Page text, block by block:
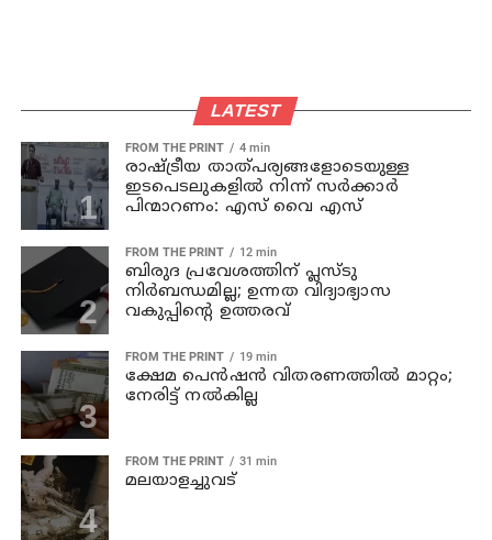
LATEST
FROM THE PRINT 4 min
രാഷ്ട്രീയ താത്പര്യങ്ങളോടെയുള്ള
ഇടപെടലുകളില്‍ നിന്ന് സര്‍ക്കാര്‍
പിന്മാറണം: എസ് വൈ എസ്
FROM THE PRINT 12 min
ബിരുദ പ്രവേശത്തിന് പ്ലസ്ടു
നിര്‍ബന്ധമില്ല; ഉന്നത വിദ്യാഭ്യാസ
വകുപ്പിന്റെ ഉത്തരവ്
FROM THE PRINT 19 min
ക്ഷേമ പെന്‍ഷന്‍ വിതരണത്തില്‍ മാറ്റം;
നേരിട്ട് നല്‍കില്ല
FROM THE PRINT 31 min
മലയാളച്ചുവട്